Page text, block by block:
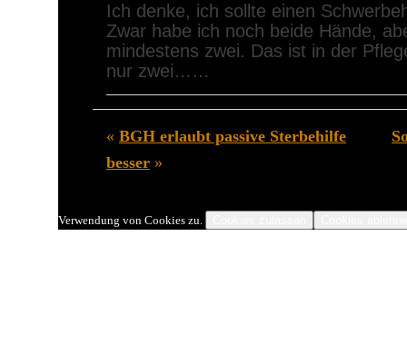
Ich denke, ich sollte einen
Zwar habe ich noch beide Hände,
mindestens zwei. Das ist in der
nur zwei……
« BGH erlaubt passive Sterbehilfe
besser »
Verwendung von Cookies zu.